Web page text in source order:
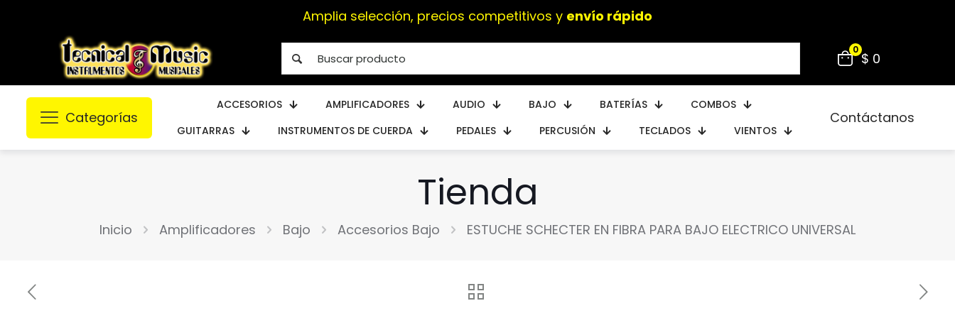
Amplia selección, precios competitivos y envío rápido
0 $ 0
Categorías
ACCESORIOS AMPLIFICADORES AUDIO BAJO BATERÍAS
COMBOS
GUITARRAS
INSTRUMENTOS DE CUERDA PEDALES PERCUSIÓN TECLADOS VIENTOS
Contáctanos
Tienda
Inicio Amplificadores Bajo Accesorios Bajo ESTUCHE SCHECTER EN FIBRA PARA BAJO ELECTRICO UNIVERSAL